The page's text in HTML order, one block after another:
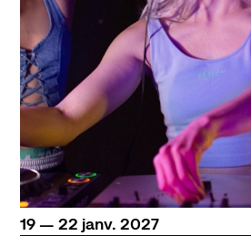
du
19 — au
22 janvier
janv. 2027